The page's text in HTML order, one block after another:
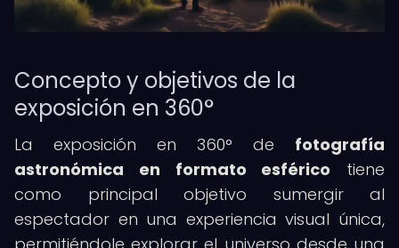
Concepto y objetivos de la
exposición en 360°
La exposición en 360° de fotografía
astronómica en formato esférico tiene
como principal objetivo sumergir al
espectador en una experiencia visual única,